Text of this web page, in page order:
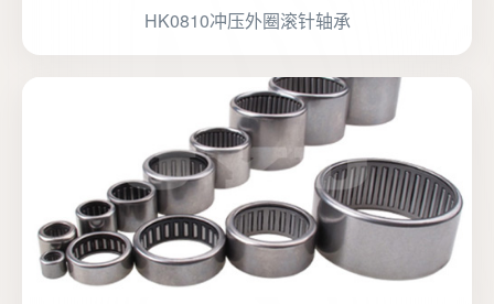
HK0810冲压外圈滚针轴承